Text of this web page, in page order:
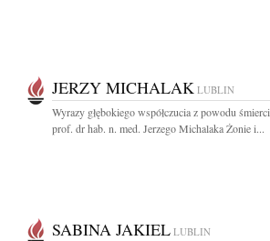
JERZY MICHALAK LUBLIN
Wyrazy głębokiego współczucia z powodu śmierci
prof. dr hab. n. med. Jerzego Michalaka Żonie i...
SABINA JAKIEL LUBLIN